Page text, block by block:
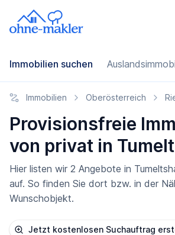
Immobilien suchen
Immobilien Oberösterreich
Provisionsfreie
von privat in
Hier listen wir 2 Angebote in
auf. So finden Sie dort bzw. in der
Wunschobjekt.
Jetzt kostenlosen Suchauftrag